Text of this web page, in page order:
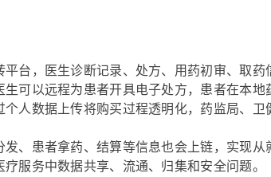
台，医生诊断记录、处方、用药初审、取
可以远程为患者开具电子处方，患者在本地
人数据上传将购买过程透明化，药监局、
发、患者拿药、结算等信息也会上链，实现
服务中数据共享、流通、归集和安全问题。